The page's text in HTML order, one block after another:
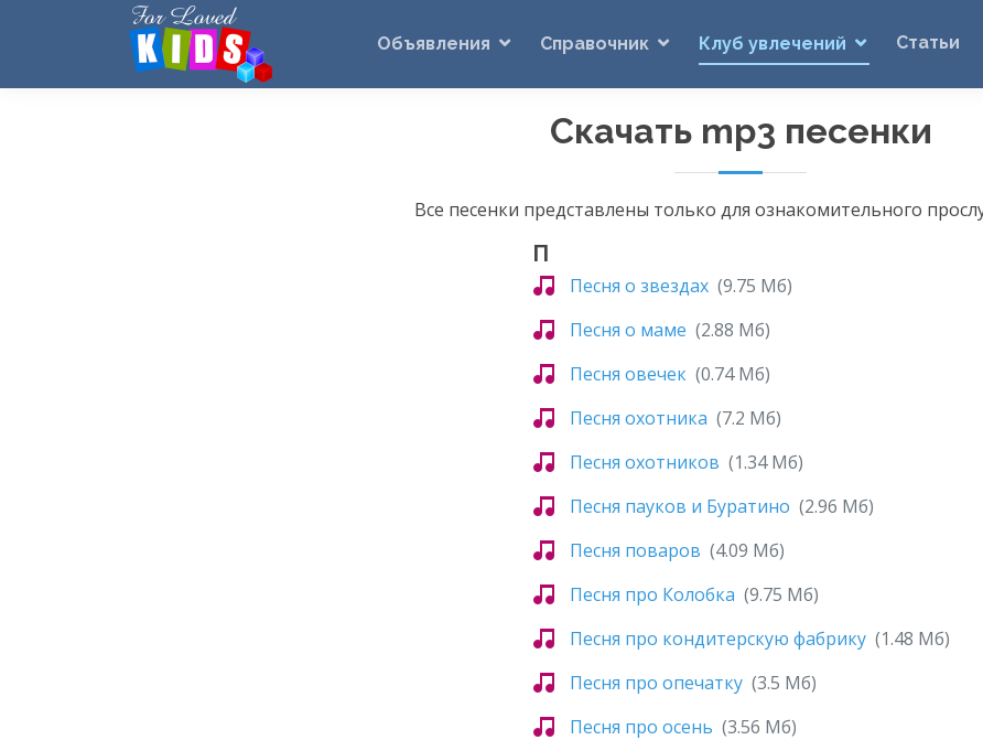
Объявления Справочник Клуб увлечений Статьи
Скачать mp3 песенки
Все песенки представлены только для ознакомительного
П
Песня о звездах (9.75 Мб)
Песня о маме (2.88 Мб)
Песня овечек (0.74 Мб)
Песня охотника (7.2 Мб)
Песня охотников (1.34 Мб)
Песня пауков и Буратино (2.96 Мб)
Песня поваров (4.09 Мб)
Песня про Колобка (9.75 Мб)
Песня про кондитерскую фабрику (1.48 Мб)
Песня про опечатку (3.5 Мб)
Песня про осень (3.56 Мб)